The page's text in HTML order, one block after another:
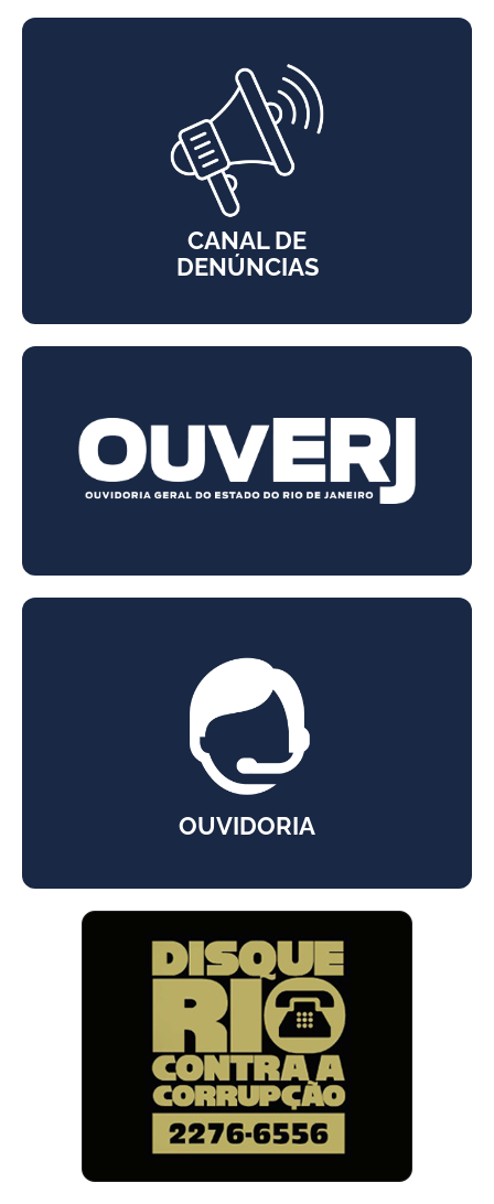
CANAL DE
DENÚNCIAS
OUVIDORIA